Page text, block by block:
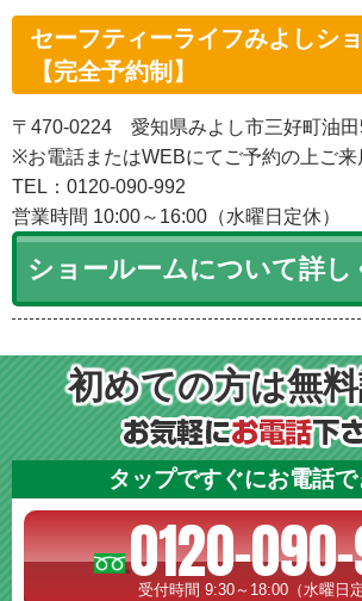
セーフティーライフみよしシ
【完全予約制】
〒470-0224 愛知県みよし市三好町油
※お電話またはWEBにてご予約の上ご来
TEL：0120-090-992
営業時間 10:00～16:00（水曜日定休）
ショールームについて詳し
初めての方は無
タップですぐにお電話
0120-
受付時間 9:30～18:00（水曜日定